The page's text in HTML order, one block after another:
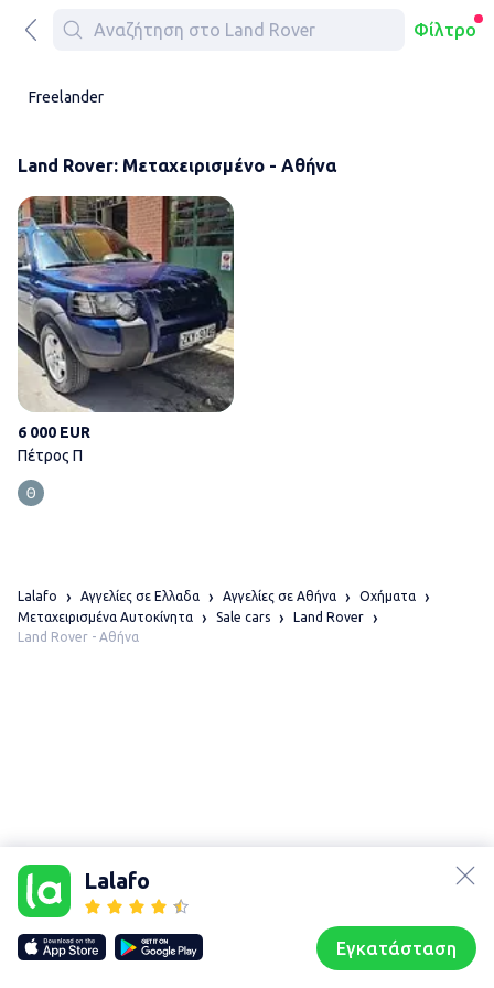
Φίλτρο
Freelander
Land Rover: Μεταχειρισμένο - Αθήνα
6 000 EUR
Πέτρος Π
Lalafo
Εγκατάσταση
Lalafo Αγγελίες σε Ελλαδα Αγγελίες σε Αθήνα
Οχήματα
Μεταχειρισμένα Αυτοκίνητα
Sale cars
Land Rover
Land Rover - Αθήνα
Our websites
lalafo.kg
lalafo.rs
lalafo.pl
Sitemap
Χάρτης
Συζητήσεις Προφίλ